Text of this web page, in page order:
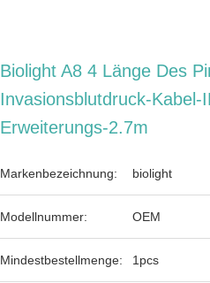
Biolight A8 4 Länge Des
Invasionsblutdruck-Kabel-
Erweiterungs-2.7m
Markenbezeichnung: biolight
Modellnummer: OEM
Mindestbestellmenge: 1pcs